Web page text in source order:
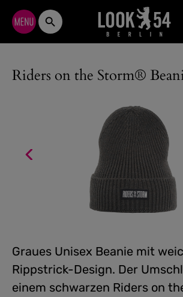
Zum Hauptinhalt springen
Riders on the Storm®
Graues Unisex Beanie mit
Rippstrick-Design. Der
einem schwarzen Riders on